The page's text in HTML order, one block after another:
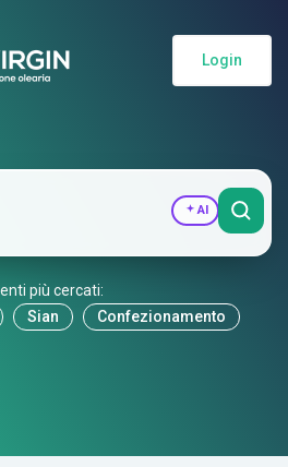
Login
AI
più cercati:
Sian Confezionamento